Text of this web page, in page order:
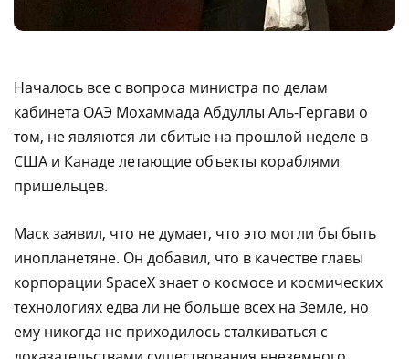
Началось все с вопроса министра по делам
кабинета ОАЭ Мохаммада Абдуллы Аль-Гергави о
том, не являются ли сбитые на прошлой неделе в
США и Канаде летающие объекты кораблями
пришельцев.
Маск заявил, что не думает, что это могли бы быть
инопланетяне. Он добавил, что в качестве главы
корпорации SpaceX знает о космосе и космических
технологиях едва ли не больше всех на Земле, но
ему никогда не приходилось сталкиваться с